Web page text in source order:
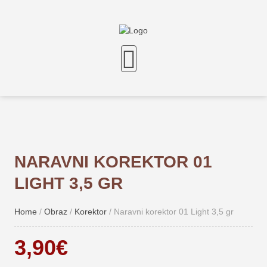
NARAVNI KOREKTOR 01
LIGHT 3,5 GR
Home / Obraz/ Korektor/ Naravni korektor 01 Light 3,5 gr
3,90€